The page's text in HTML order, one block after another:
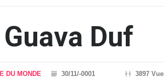
Duf
DU MONDE 30/11/-0001 3897